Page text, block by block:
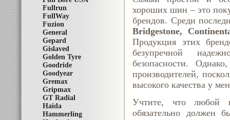
Fullrun
FullWay
Fuzion
General
Gepard
Gislaved
Golden Tyre
Goodride
Goodyear
Gremax
Gripmax
GT Radial
Haida
Hammerling
хороших шин – это
брендов. Среди
Bridgestone,
Продукция этих
безупречной
безопасности.
производителей,
высокого качества у
Учтите, что любой
обязательно должен